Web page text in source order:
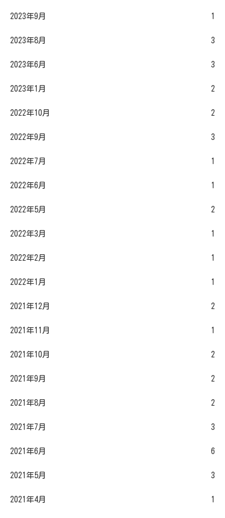
2023年9月 1
2023年8月 3
2023年6月 3
2023年1月 2
2022年10月 2
2022年9月 3
2022年7月 1
2022年6月 1
2022年5月 2
2022年3月 1
2022年2月 1
2022年1月 1
2021年12月 2
2021年11月 1
2021年10月 2
2021年9月 2
2021年8月 2
2021年7月 3
2021年6月 6
2021年5月 3
2021年4月 1